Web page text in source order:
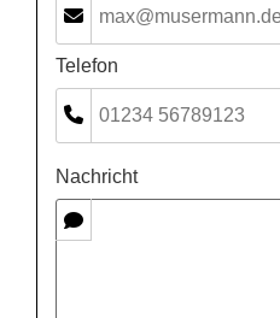
Telefon
Nachricht